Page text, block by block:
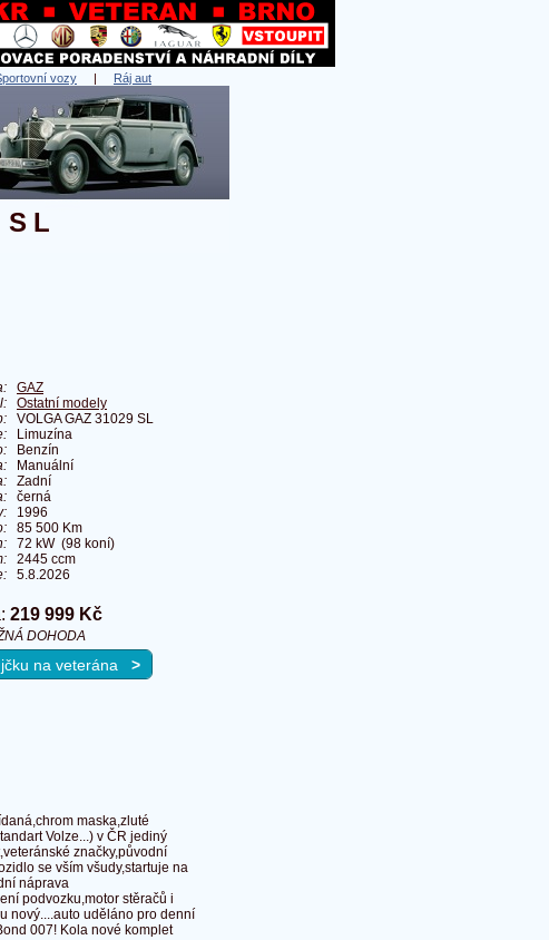
vozy | Ráj aut
GAZ
Ostatní modely
VOLGA GAZ 31029 SL
Limuzína
Benzín
Manuální
Zadní
černá
1996
85 500 Km
72 kW (98 koní)
2445 ccm
5.8.2026
219 999 Kč
DOHODA
na veterána >
maska,zluté
Volze...) v ČR jediný
značky,původní
se vším všudy,startuje na
náprava
podvozku,motor stěračů i
nový....auto uděláno pro denní
007! Kola nové komplet